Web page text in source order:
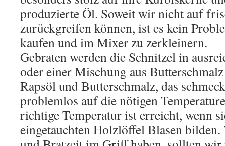
produzierte Öl. Soweit wir nicht auf
zurückgreifen können, ist es kein
kaufen und im Mixer zu zerkleinern.
Gebraten werden die Schnitzel in
oder einer Mischung aus
Rapsöl und Butterschmalz, das
problemlos auf die nötigen
richtige Temperatur ist erreicht, wenn
eingetauchten Holzlöffel Blasen